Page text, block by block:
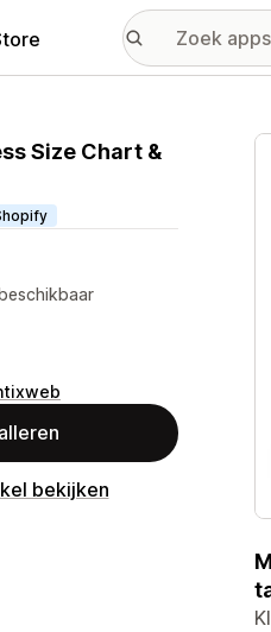
Size Chart &
bekijken